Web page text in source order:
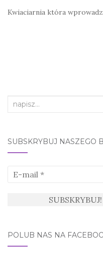
Kwiaciarnia która
Search
SUBSKRYBUJ NASZEGO
POLUB NAS NA